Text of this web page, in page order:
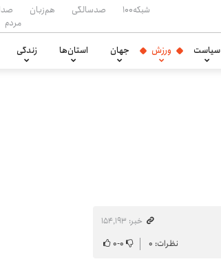
شبکه۱۰۰ صدسالگی هم‌زبان
مردم
سیاست ورزش جهان استان‌ها زندگی
خبر: ۱۵۴٬۱۹۳
نظرات: ۰ ۰-۰